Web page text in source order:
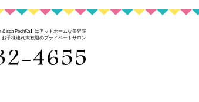
& spa PechKa】はアットホームな美容院
子様連れ大歓迎のプライベートサロン